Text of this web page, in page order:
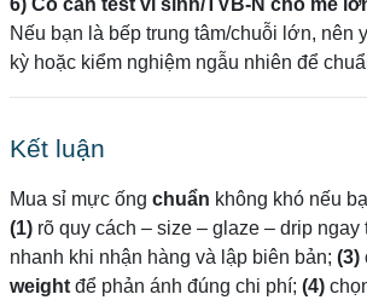
Nếu bạn là bếp trung tâm/chuỗi lớn, nên
kỳ hoặc kiểm nghiệm ngẫu nhiên để
Kết luận
Mua sỉ mực ống chuẩn không khó nếu
(1)rõ quy cách – size – glaze – drip ngay
nhanh khi nhận hàng và lập biên bản; (3)
weightđể phản ánh đúng chi phí; (4)